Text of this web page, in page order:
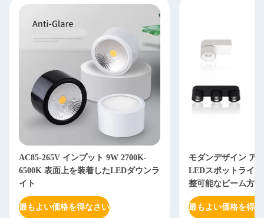
AC85-265V インプット 9W 2700K-
6500K 表面上を装着したLEDダウンラ
イト
最もよい価格を得なさい
モダンデザイン ア
LEDスポットライ
整可能なビーム方向
最もよい価格を得